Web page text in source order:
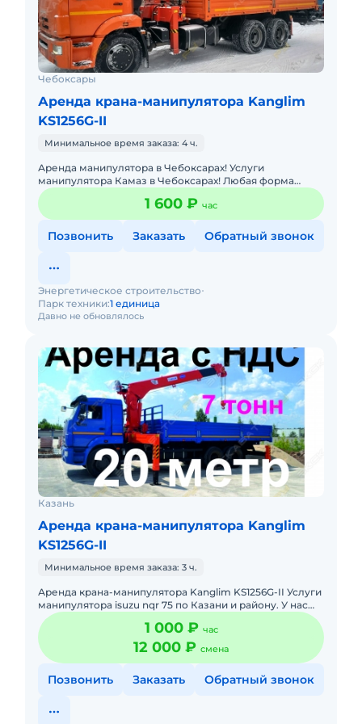
Чебоксары
Аренда крана-манипулятора Kanglim
KS1256G-II
Минимальное время заказа: 4 ч.
Аренда манипулятора в Чебоксарах! Услуги
манипулятора Камаз в Чебоксарах! Любая форма
оплаты. Длина борта 7 метров, г/п стрелы 7 тонн,
опытный оператор, быстрый
1 600 ₽ час
Позвонить Заказать Обратный звонок
Давно не обновлялось
Энергетическое строительство
Парк техники:1 единица
Казань
Аренда крана-манипулятора Kanglim
KS1256G-II
Минимальное время заказа: 3 ч.
Аренда крана-манипулятора Kanglim KS1256G-II Услуги
манипулятора isuzu nqr 75 по Казани и району. У нас
свои манипуляторы и операторы на них – это наши
сотрудн
1 000 ₽ час
12 000 ₽ смена
Позвонить Заказать Обратный звонок